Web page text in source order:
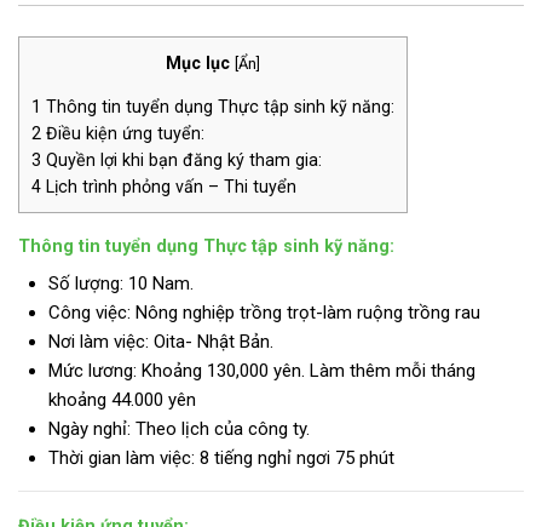
Mục lục [Ẩn]
1 Thông tin tuyển dụng Thực tập sinh kỹ năng:
2 Điều kiện ứng tuyển:
3 Quyền lợi khi bạn đăng ký tham gia:
4 Lịch trình phỏng vấn – Thi tuyển
Thông tin tuyển dụng Thực tập sinh kỹ năng:
Số lượng: 10 Nam.
Công việc: Nông nghiệp trồng trọt-làm ruộng trồng rau
Nơi làm việc: Oita- Nhật Bản.
Mức lương: Khoảng 130,000 yên. Làm thêm mỗi tháng
khoảng 44.000 yên
Ngày nghỉ: Theo lịch của công ty.
Thời gian làm việc: 8 tiếng nghỉ ngơi 75 phút